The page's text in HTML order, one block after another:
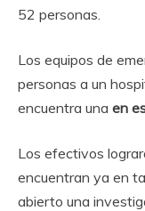
52 personas.
Los equipos de
personas a un
encuentra una en
Los efectivos
encuentran ya en
abierto una